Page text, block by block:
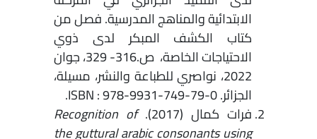
الابتدائية والمناهج المدرسية. فصل من
كتاب الكشف المبكر لدى ذوي
الاحتياجات الخاصة، ص.316- 329، جوان
2022، نواصري للطباعة والنشر، مسيلة،
الجزائر. ISBN : 978-9931-749-79-0.
فرات كمال (2017).
Recognition of
the guttural arabic consonants using